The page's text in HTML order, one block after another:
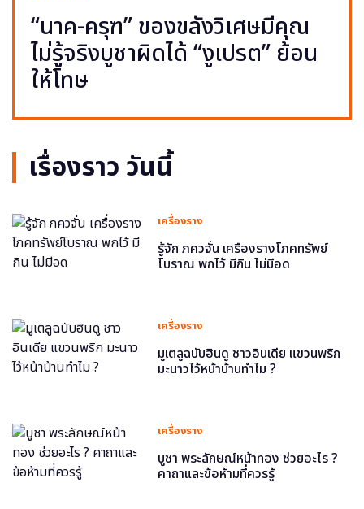
“นาค-ครุฑ” ของขลังวิเศษมีคุณ
ไม่รู้จริงบูชาผิดได้ “งูเปรต” ย้อน
ให้โทษ
เรื่องราว วันนี้
เครื่องราง
รู้จัก ภควจั่น เครื่องรางโภคทรัพย์
โบราณ พกไว้ มีกิน ไม่มีอด
เครื่องราง
มูเตลูฉบับฮินดู ชาวอินเดีย แขวนพริก
มะนาวไว้หน้าบ้านทำไม ?
เครื่องราง
บูชา พระลักษณ์หน้าทอง ช่วยอะไร ?
คาถาและข้อห้ามที่ควรรู้